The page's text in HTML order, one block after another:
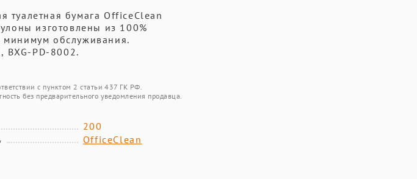
туалетная бумага OfficeClean
изготовлены из 100%
минимум обслуживания.
BXG-PD-8002.
с пунктом 2 статьи 437 ГК РФ.
без предварительного уведомления продавца.
200
OfficeClean